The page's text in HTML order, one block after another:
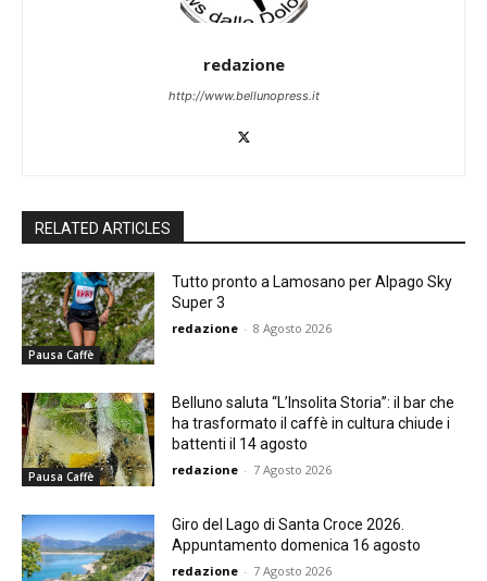
redazione
http://www.bellunopress.it
RELATED ARTICLES
Pausa Caffè
Tutto pronto a Lamosano per Alpago Sky
Super 3
redazione - 8 Agosto 2026
Pausa Caffè
Belluno saluta “L’Insolita Storia”: il bar che
ha trasformato il caffè in cultura chiude i
battenti il 14 agosto
redazione - 7 Agosto 2026
Giro del Lago di Santa Croce 2026.
Appuntamento domenica 16 agosto
redazione - 7 Agosto 2026